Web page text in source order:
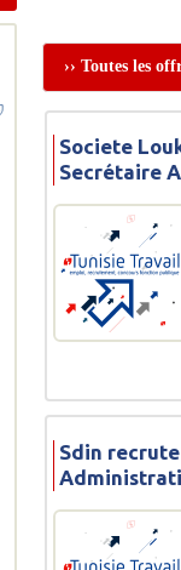
›› Toutes les
Societe
Secrétaire
Sdin